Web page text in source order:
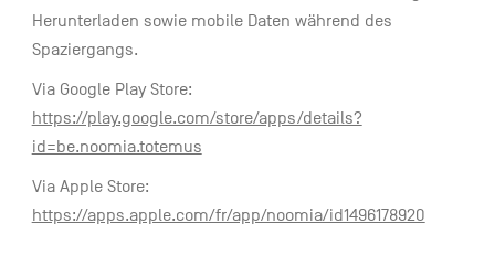
Herunterladen sowie mobile Daten während des
Spaziergangs.
Via Google Play Store:
https://play.google.com/store/apps/details?
id=be.noomia.totemus
Via Apple Store:
https://apps.apple.com/fr/app/noomia/id1496178920